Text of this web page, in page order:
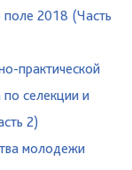
поле 2018 (Часть
практической
селекции и
2)
молодежи